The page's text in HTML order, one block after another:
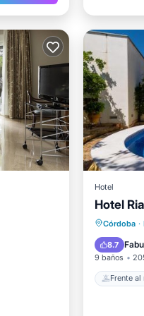
Hotel
Hotel
Córdoba ·
8.7
9 baños
Frente al